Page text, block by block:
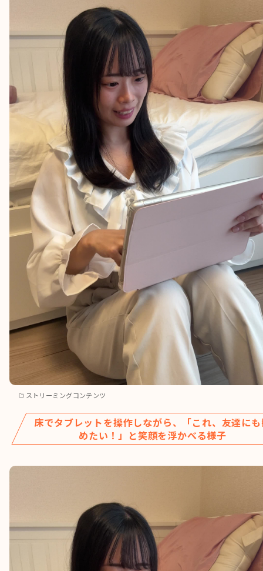
ストリーミングコンテンツ
床でタブレットを操作しながら、「これ、友達に
めたい！」と笑顔を浮かべる様子